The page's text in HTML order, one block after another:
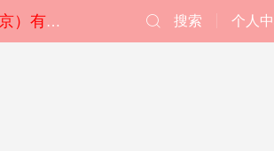
悦友咖啡（北京）有限公司 个人
搜索